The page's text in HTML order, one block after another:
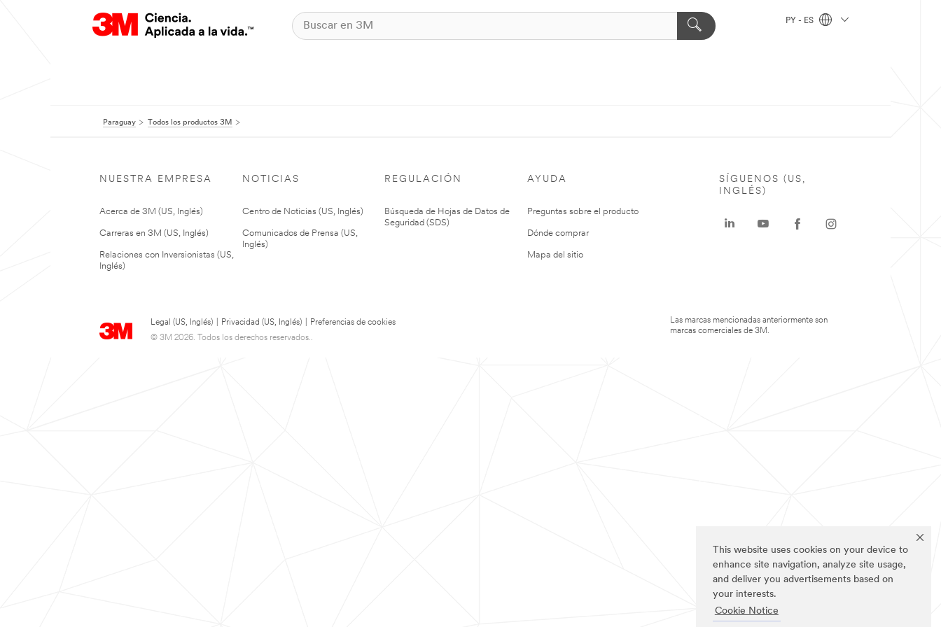
This website uses cookies on your device to
enhance site navigation, analyze site usage,
and deliver you advertisements based on
your interests.
Cookie Notice
PY - ES
Paraguay Todos los productos 3M
NUESTRA EMPRESA
Acerca de 3M (US, Inglés)
Carreras en 3M (US, Inglés)
Relaciones con Inversionistas (US,
Inglés)
NOTICIAS
Centro de Noticias (US, Inglés)
Comunicados de Prensa (US,
Inglés)
REGULACIÓN
Búsqueda de Hojas de Datos de
Seguridad (SDS)
AYUDA
Preguntas sobre el producto
Dónde comprar
Mapa del sitio
Legal (US, Inglés) Privacidad (US, Inglés)
Preferencias de cookies
© 3M 2026. Todos los derechos reservados..
SÍGUENOS (US,
INGLÉS)
Las marcas mencionadas anteriormente son
marcas comerciales de 3M.